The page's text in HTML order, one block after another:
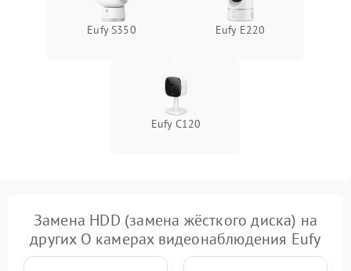
Eufy S350 Eufy E220
Eufy C120
Замена HDD (замена жёсткого диска) на
других О камерах видеонаблюдения Eufy